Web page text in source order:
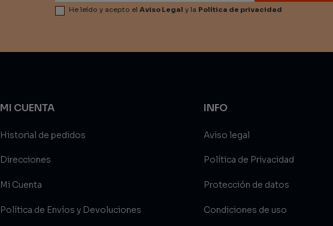
He leído y acepto el Aviso Legal y la Política de privacidad
MI CUENTA
Historial de pedidos
Direcciones
Mi Cuenta
Política de Envíos y Devoluciones
INFO
Aviso legal
Política de Privacidad
Protección de datos
Condiciones de uso